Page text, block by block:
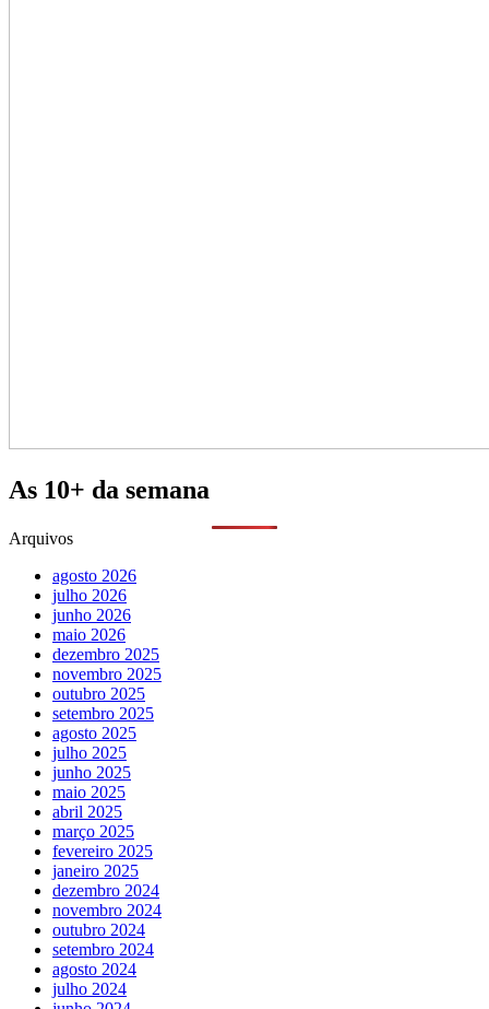
As 10+ da semana
Arquivos
agosto 2026
julho 2026
junho 2026
maio 2026
dezembro 2025
novembro 2025
outubro 2025
setembro 2025
agosto 2025
julho 2025
junho 2025
maio 2025
abril 2025
março 2025
fevereiro 2025
janeiro 2025
dezembro 2024
novembro 2024
outubro 2024
setembro 2024
agosto 2024
julho 2024